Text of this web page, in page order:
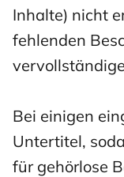
Inhalte) nicht
fehlenden
Bei einigen
Untertitel,
für gehörlose